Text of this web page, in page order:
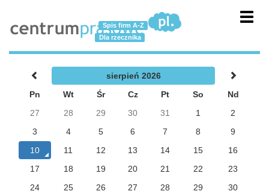
Spis firm A-Z
Dla rzecznika
sierpień 2026
Pn
Wt Śr Cz Pt So
Nd
27
28 29 30 31 1
2
3
4 5 6 7 8
9
10
11 12 13 14 15
16
17
18 19 20 21 22
23
24
25 26 27 28 29
30